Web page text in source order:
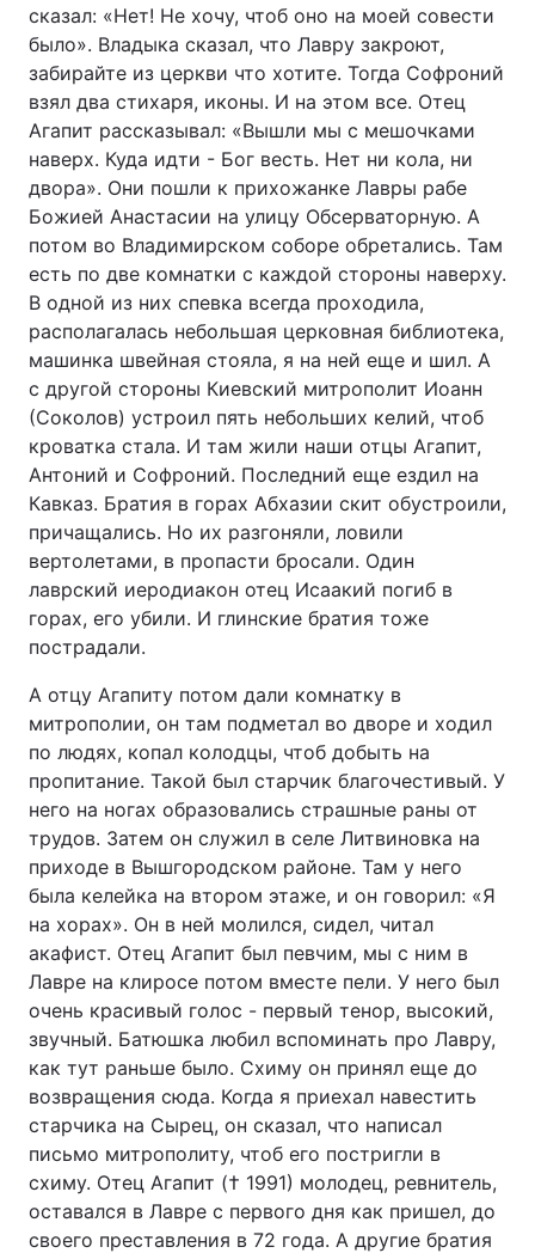
сказал: «Нет! Не хочу, чтоб оно на моей совести
было». Владыка сказал, что Лавру закроют,
забирайте из церкви что хотите. Тогда Софроний
взял два стихаря, иконы. И на этом все. Отец
Агапит рассказывал: «Вышли мы с мешочками
наверх. Куда идти - Бог весть. Нет ни кола, ни
двора». Они пошли к прихожанке Лавры рабе
Божией Анастасии на улицу Обсерваторную. А
потом во Владимирском соборе обретались. Там
есть по две комнатки с каждой стороны наверху.
В одной из них спевка всегда проходила,
располагалась небольшая церковная библиотека,
машинка швейная стояла, я на ней еще и шил. А
с другой стороны Киевский митрополит Иоанн
(Соколов) устроил пять небольших келий, чтоб
кроватка стала. И там жили наши отцы Агапит,
Антоний и Софроний. Последний еще ездил на
Кавказ. Братия в горах Абхазии скит обустроили,
причащались. Но их разгоняли, ловили
вертолетами, в пропасти бросали. Один
лаврский иеродиакон отец Исаакий погиб в
горах, его убили. И глинские братия тоже
пострадали.
А отцу Агапиту потом дали комнатку в
митрополии, он там подметал во дворе и ходил
по людях, копал колодцы, чтоб добыть на
пропитание. Такой был старчик благочестивый. У
него на ногах образовались страшные раны от
трудов. Затем он служил в селе Литвиновка на
приходе в Вышгородском районе. Там у него
была келейка на втором этаже, и он говорил: «Я
на хорах». Он в ней молился, сидел, читал
акафист. Отец Агапит был певчим, мы с ним в
Лавре на клиросе потом вместе пели. У него был
очень красивый голос - первый тенор, высокий,
звучный. Батюшка любил вспоминать про Лавру,
как тут раньше было. Схиму он принял еще до
возвращения сюда. Когда я приехал навестить
старчика на Сырец, он сказал, что написал
письмо митрополиту, чтоб его постригли в
схиму. Отец Агапит († 1991) молодец, ревнитель,
оставался в Лавре с первого дня как пришел, до
своего преставления в 72 года. А другие братия